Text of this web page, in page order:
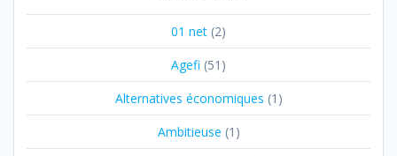
01 net (2)
Agefi (51)
Alternatives économiques (1)
Ambitieuse (1)